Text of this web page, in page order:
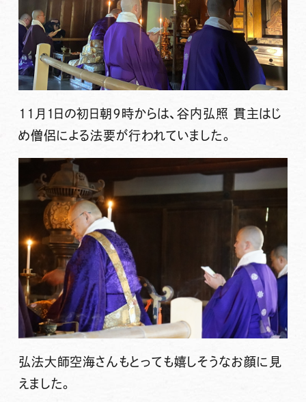
１１月１日の初日朝９時からは、谷内弘照 貫主はじ
め僧侶による法要が行われていました。
弘法大師空海さんもとっても嬉しそうなお顔に見
えました。